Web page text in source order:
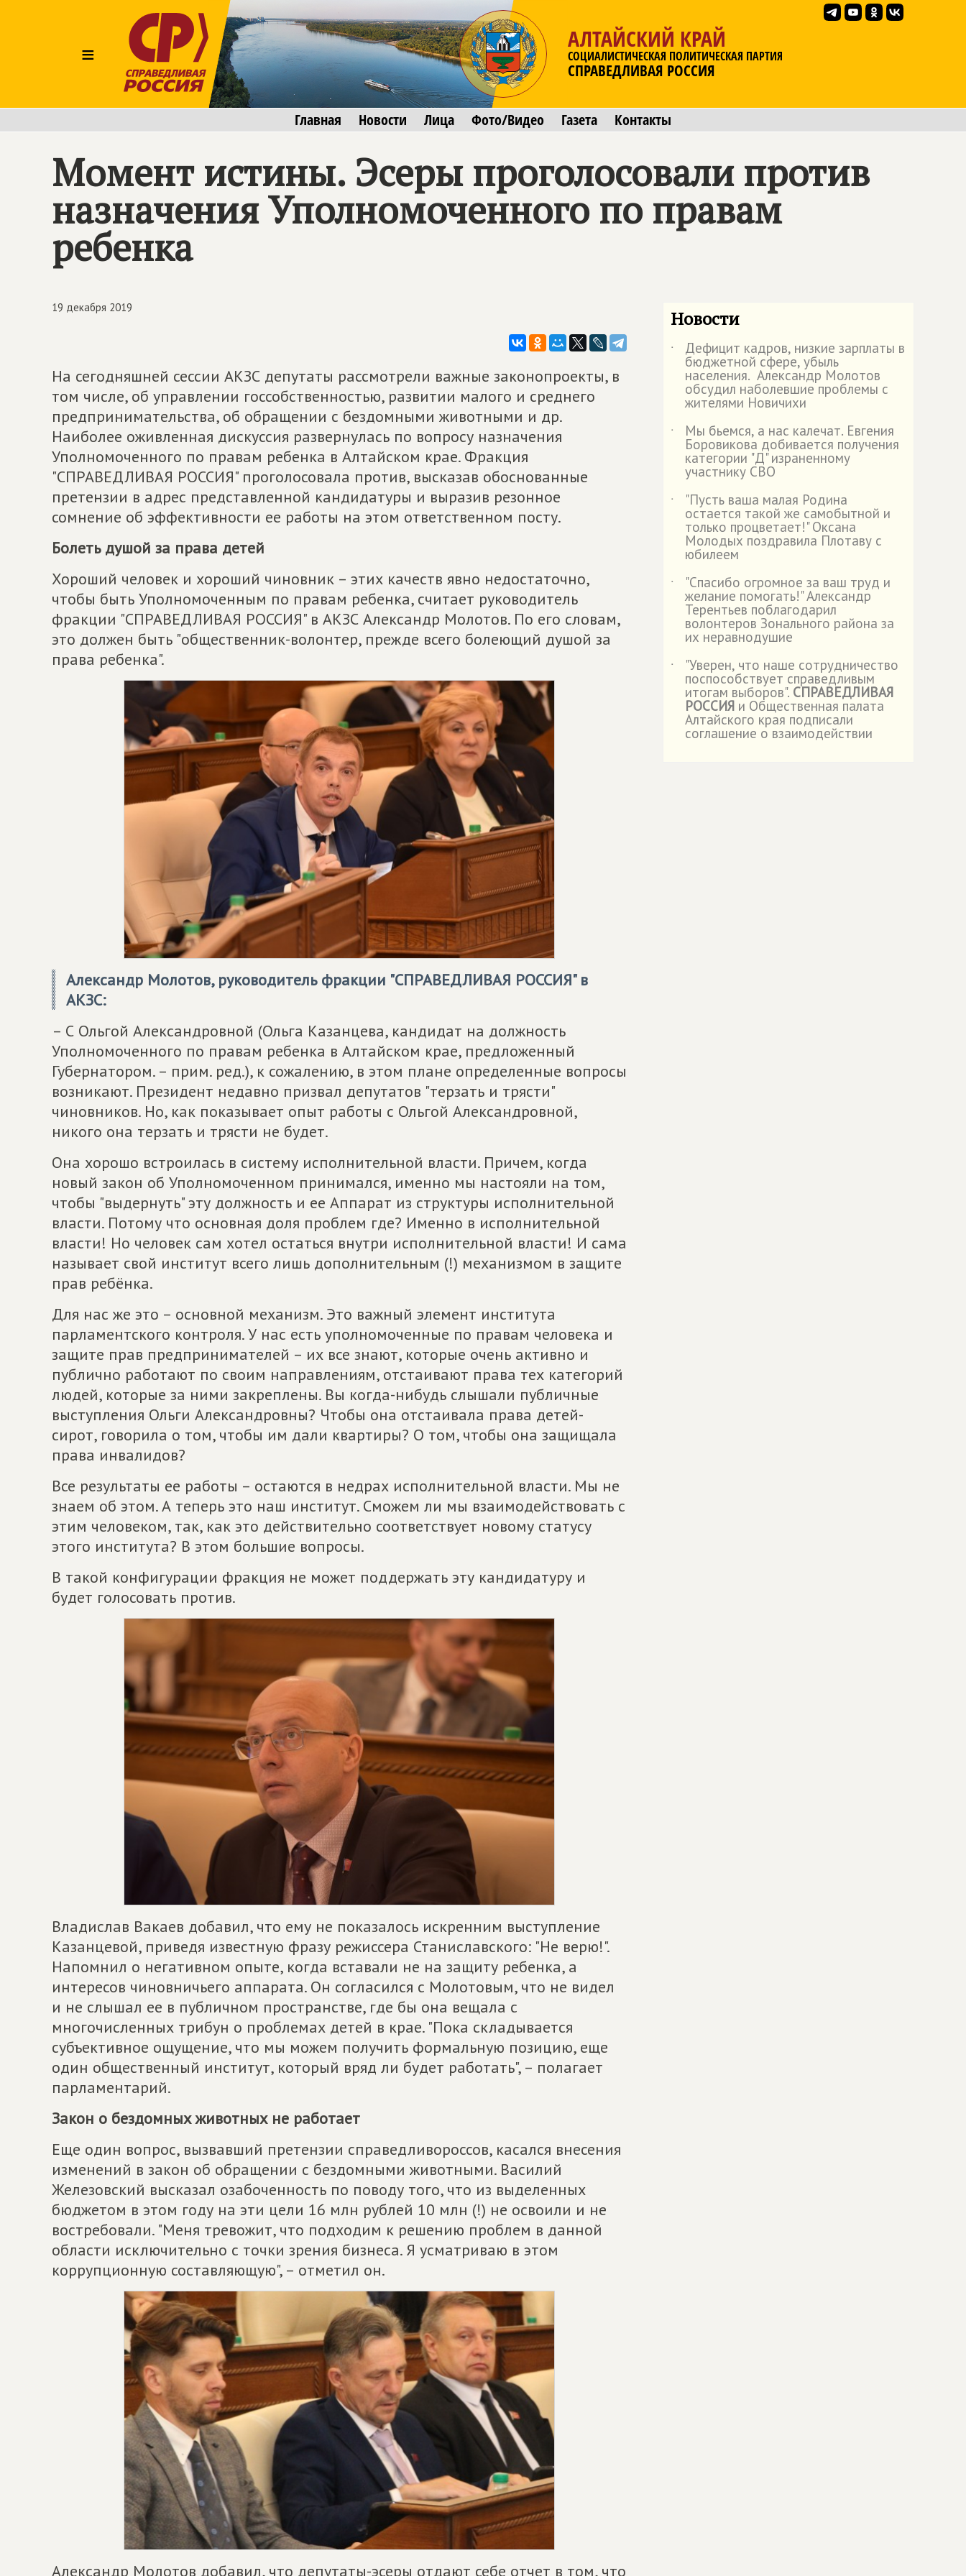
≡
АЛТАЙСКИЙ КРАЙ
СОЦИАЛИСТИЧЕСКАЯ ПОЛИТИЧЕСКАЯ ПАРТИЯ
СПРАВЕДЛИВАЯ РОССИЯ
Главная Новости Лица Фото/Видео Газета Контакты
Момент истины. Эсеры проголосовали против
назначения Уполномоченного по правам
ребенка
19 декабря 2019
На сегодняшней сессии АКЗС депутаты рассмотрели важные законопроекты, в
том числе, об управлении госсобственностью, развитии малого и среднего
предпринимательства, об обращении с бездомными животными и др.
Наиболее оживленная дискуссия развернулась по вопросу назначения
Уполномоченного по правам ребенка в Алтайском крае. Фракция
"СПРАВЕДЛИВАЯ РОССИЯ" проголосовала против, высказав обоснованные
претензии в адрес представленной кандидатуры и выразив резонное
сомнение об эффективности ее работы на этом ответственном посту.
Болеть душой за права детей
Хороший человек и хороший чиновник – этих качеств явно недостаточно,
чтобы быть Уполномоченным по правам ребенка, считает руководитель
фракции "СПРАВЕДЛИВАЯ РОССИЯ" в АКЗС Александр Молотов. По его словам,
это должен быть "общественник-волонтер, прежде всего болеющий душой за
права ребенка".
Александр Молотов, руководитель фракции "СПРАВЕДЛИВАЯ РОССИЯ" в
АКЗС:
– С Ольгой Александровной (Ольга Казанцева, кандидат на должность
Уполномоченного по правам ребенка в Алтайском крае, предложенный
Губернатором. – прим. ред.), к сожалению, в этом плане определенные вопросы
возникают. Президент недавно призвал депутатов "терзать и трясти"
чиновников. Но, как показывает опыт работы с Ольгой Александровной,
никого она терзать и трясти не будет.
Она хорошо встроилась в систему исполнительной власти. Причем, когда
новый закон об Уполномоченном принимался, именно мы настояли на том,
чтобы "выдернуть" эту должность и ее Аппарат из структуры исполнительной
власти. Потому что основная доля проблем где? Именно в исполнительной
власти! Но человек сам хотел остаться внутри исполнительной власти! И сама
называет свой институт всего лишь дополнительным (!) механизмом в защите
прав ребёнка.
Для нас же это – основной механизм. Это важный элемент института
парламентского контроля. У нас есть уполномоченные по правам человека и
защите прав предпринимателей – их все знают, которые очень активно и
публично работают по своим направлениям, отстаивают права тех категорий
людей, которые за ними закреплены. Вы когда-нибудь слышали публичные
выступления Ольги Александровны? Чтобы она отстаивала права детей-
сирот, говорила о том, чтобы им дали квартиры? О том, чтобы она защищала
права инвалидов?
Все результаты ее работы – остаются в недрах исполнительной власти. Мы не
знаем об этом. А теперь это наш институт. Сможем ли мы взаимодействовать с
этим человеком, так, как это действительно соответствует новому статусу
этого института? В этом большие вопросы.
В такой конфигурации фракция не может поддержать эту кандидатуру и
будет голосовать против.
Владислав Вакаев добавил, что ему не показалось искренним выступление
Казанцевой, приведя известную фразу режиссера Станиславского: "Не верю!".
Напомнил о негативном опыте, когда вставали не на защиту ребенка, а
интересов чиновничьего аппарата. Он согласился с Молотовым, что не видел
и не слышал ее в публичном пространстве, где бы она вещала с
многочисленных трибун о проблемах детей в крае. "Пока складывается
субъективное ощущение, что мы можем получить формальную позицию, еще
один общественный институт, который вряд ли будет работать", – полагает
парламентарий.
Закон о бездомных животных не работает
Еще один вопрос, вызвавший претензии справедливороссов, касался внесения
изменений в закон об обращении с бездомными животными. Василий
Железовский высказал озабоченность по поводу того, что из выделенных
бюджетом в этом году на эти цели 16 млн рублей 10 млн (!) не освоили и не
востребовали. "Меня тревожит, что подходим к решению проблем в данной
области исключительно с точки зрения бизнеса. Я усматриваю в этом
коррупционную составляющую", – отметил он.
Александр Молотов добавил, что депутаты-эсеры отдают себе отчет в том, что
Новости
˙ Дефицит кадров, низкие зарплаты в
бюджетной сфере, убыль
населения. Александр Молотов
обсудил наболевшие проблемы с
жителями Новичихи
˙
Мы бьемся, а нас калечат. Евгения
Боровикова добивается получения
категории "Д" израненному
участнику СВО
˙
"Пусть ваша малая Родина
остается такой же самобытной и
только процветает!" Оксана
Молодых поздравила Плотаву с
юбилеем
˙
"Спасибо огромное за ваш труд и
желание помогать!" Александр
Терентьев поблагодарил
волонтеров Зонального района за
их неравнодушие
˙
"Уверен, что наше сотрудничество
поспособствует справедливым
итогам выборов". СПРАВЕДЛИВАЯ
РОССИЯ и Общественная палата
Алтайского края подписали
соглашение о взаимодействии